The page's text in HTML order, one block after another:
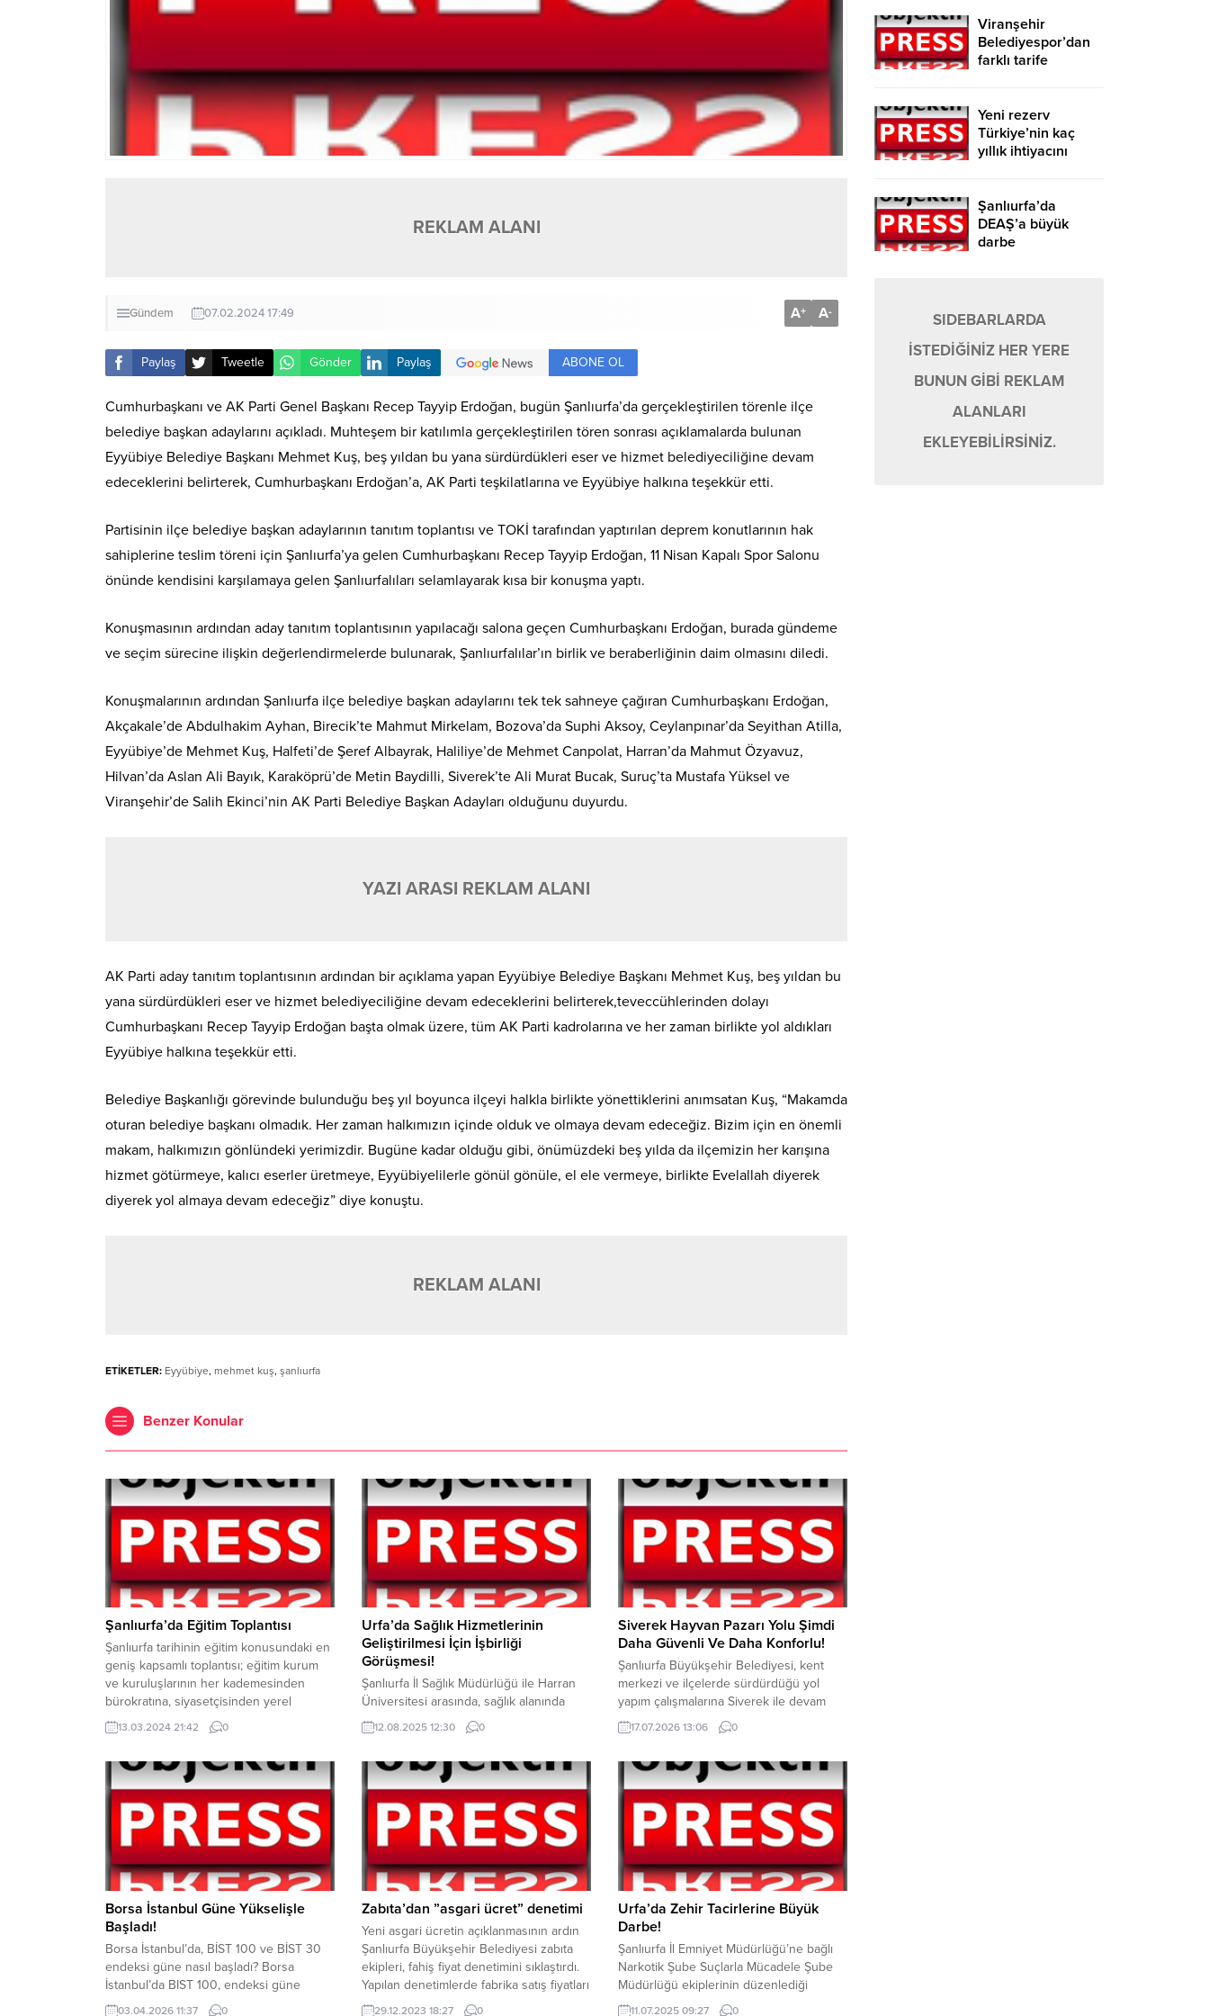
REKLAM ALANI
Gündem 07.02.2024 17:49 A+ A-
Paylaş Tweetle Gönder Paylaş ABONE OL
Cumhurbaşkanı ve AK Parti Genel Başkanı Recep Tayyip Erdoğan, bugün Şanlıurfa’da gerçekleştirilen törenle ilçe
belediye başkan adaylarını açıkladı. Muhteşem bir katılımla gerçekleştirilen tören sonrası açıklamalarda bulunan
Eyyübiye Belediye Başkanı Mehmet Kuş, beş yıldan bu yana sürdürdükleri eser ve hizmet belediyeciliğine devam
edeceklerini belirterek, Cumhurbaşkanı Erdoğan’a, AK Parti teşkilatlarına ve Eyyübiye halkına teşekkür etti.
Partisinin ilçe belediye başkan adaylarının tanıtım toplantısı ve TOKİ tarafından yaptırılan deprem konutlarının hak
sahiplerine teslim töreni için Şanlıurfa’ya gelen Cumhurbaşkanı Recep Tayyip Erdoğan, 11 Nisan Kapalı Spor Salonu
önünde kendisini karşılamaya gelen Şanlıurfalıları selamlayarak kısa bir konuşma yaptı.
Konuşmasının ardından aday tanıtım toplantısının yapılacağı salona geçen Cumhurbaşkanı Erdoğan, burada gündeme
ve seçim sürecine ilişkin değerlendirmelerde bulunarak, Şanlıurfalılar’ın birlik ve beraberliğinin daim olmasını diledi.
Konuşmalarının ardından Şanlıurfa ilçe belediye başkan adaylarını tek tek sahneye çağıran Cumhurbaşkanı Erdoğan,
Akçakale’de Abdulhakim Ayhan, Birecik’te Mahmut Mirkelam, Bozova’da Suphi Aksoy, Ceylanpınar’da Seyithan Atilla,
Eyyübiye’de Mehmet Kuş, Halfeti’de Şeref Albayrak, Haliliye’de Mehmet Canpolat, Harran’da Mahmut Özyavuz,
Hilvan’da Aslan Ali Bayık, Karaköprü’de Metin Baydilli, Siverek’te Ali Murat Bucak, Suruç’ta Mustafa Yüksel ve
Viranşehir’de Salih Ekinci’nin AK Parti Belediye Başkan Adayları olduğunu duyurdu.
YAZI ARASI REKLAM ALANI
AK Parti aday tanıtım toplantısının ardından bir açıklama yapan Eyyübiye Belediye Başkanı Mehmet Kuş, beş yıldan bu
yana sürdürdükleri eser ve hizmet belediyeciliğine devam edeceklerini belirterek,teveccühlerinden dolayı
Cumhurbaşkanı Recep Tayyip Erdoğan başta olmak üzere, tüm AK Parti kadrolarına ve her zaman birlikte yol aldıkları
Eyyübiye halkına teşekkür etti.
Belediye Başkanlığı görevinde bulunduğu beş yıl boyunca ilçeyi halkla birlikte yönettiklerini anımsatan Kuş, “Makamda
oturan belediye başkanı olmadık. Her zaman halkımızın içinde olduk ve olmaya devam edeceğiz. Bizim için en önemli
makam, halkımızın gönlündeki yerimizdir. Bugüne kadar olduğu gibi, önümüzdeki beş yılda da ilçemizin her karışına
hizmet götürmeye, kalıcı eserler üretmeye, Eyyübiyelilerle gönül gönüle, el ele vermeye, birlikte Evelallah diyerek
diyerek yol almaya devam edeceğiz” diye konuştu.
REKLAM ALANI
ETİKETLER: Eyyübiye, mehmet kuş, şanlıurfa
Benzer Konular
Şanlıurfa’da Eğitim Toplantısı
Şanlıurfa tarihinin eğitim konusundaki en
geniş kapsamlı toplantısı; eğitim kurum
ve kuruluşlarının her kademesinden
bürokratına, siyasetçisinden yerel
yönetimine kadar yoğun bir katılımla
bugün gerçekleştirildi. Şanlıurfa’da Vali
öncelik olarak belirleyeceğiz” hedefi
meyvelerini vermeye başladı. Başarıyı
İzleme ve Geliştirme Projesi’nde (BİGEP)
4 aylık zaman zarfında verilerle...
13.03.2024 21:42 0
Urfa’da Sağlık Hizmetlerinin
Geliştirilmesi İçin İşbirliği
Görüşmesi!
Şanlıurfa İl Sağlık Müdürlüğü ile Harran
Üniversitesi arasında, sağlık alanında
eğitim, araştırma ve uygulama
hizmetlerini geliştirmek amacıyla önemli
Görüşmelerde, bölgede ihtiyaç duyulan
sağlık hizmetlerinin daha etkin, kaliteli,
verimli ve ulaşılabilir şekilde sunulmasına
yönelik yol haritası masaya yatırıldı.
Rektör Prof. Dr. Mehmet Tahir Güllüoğlu
ve Şanlıurfa İl...
12.08.2025 12:30 0
Siverek Hayvan Pazarı Yolu Şimdi
Daha Güvenli Ve Daha Konforlu!
Şanlıurfa Büyükşehir Belediyesi, kent
merkezi ve ilçelerde sürdürdüğü yol
yapım çalışmalarına Siverek ile devam
etti. İlçe ekonomisinin önemli
merkezlerinden biri olan Hayvan
daha güvenli ve konforlu hâle getirildi.
Şanlıurfa Büyükşehir Belediyesi, şehir
merkeziyle birlikte tüm ilçelerde yol
yapım, bakım veasfaltlama çalışmalarını
aralıksız sürdürüyor. Sezonu en...
17.07.2026 13:06 0
Borsa İstanbul Güne Yükselişle
Başladı!
Borsa İstanbul’da, BİST 100 ve BİST 30
endeksi güne nasıl başladı? Borsa
İstanbul’da BIST 100, endeksi güne
yükselişle başladı. BIST 100 endeksi,
03.04.2026 11:37 0
Zabıta’dan ”asgari ücret” denetimi
Yeni asgari ücretin açıklanmasının ardın
Şanlıurfa Büyükşehir Belediyesi zabıta
ekipleri, fahiş fiyat denetimini sıklaştırdı.
Yapılan denetimlerde fabrika satış fiyatları
ile raftaki etiket fiyatları kontrol edildi ve
29.12.2023 18:27 0
Urfa’da Zehir Tacirlerine Büyük
Darbe!
Şanlıurfa İl Emniyet Müdürlüğü’ne bağlı
Narkotik Şube Suçlarla Mücadele Şube
Müdürlüğü ekiplerinin düzenlediği
operasyonda 24 kg Skunk ele geçirildi.
11.07.2025 09:27 0
Viranşehir
Belediyespor’dan
farklı tarife
Yeni rezerv
Türkiye’nin kaç
yıllık ihtiyacını
Şanlıurfa’da
DEAŞ’a büyük
darbe
SIDEBARLARDA
İSTEDİĞİNİZ HER YERE
BUNUN GİBİ REKLAM
ALANLARI
EKLEYEBİLİRSİNİZ.